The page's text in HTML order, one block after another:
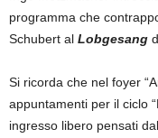
programma che
Schubert al Lobgesang
Si ricorda che nel foyer
appuntamenti per il ciclo
ingresso libero pensati